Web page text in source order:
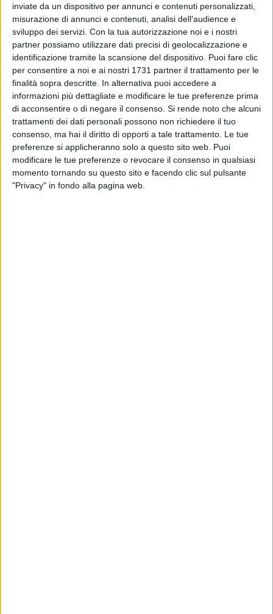
inviate da un dispositivo per annunci e contenuti personalizzati,
misurazione di annunci e contenuti, analisi dell'audience e
sviluppo dei servizi. Con la tua autorizzazione noi e i nostri
partner possiamo utilizzare dati precisi di geolocalizzazione e
identificazione tramite la scansione del dispositivo. Puoi fare clic
per consentire a noi e ai nostri 1731 partner il trattamento per le
finalità sopra descritte. In alternativa puoi accedere a
informazioni più dettagliate e modificare le tue preferenze prima
di acconsentire o di negare il consenso. Si rende noto che alcuni
trattamenti dei dati personali possono non richiedere il tuo
consenso, ma hai il diritto di opporti a tale trattamento. Le tue
preferenze si applicheranno solo a questo sito web. Puoi
modificare le tue preferenze o revocare il consenso in qualsiasi
momento tornando su questo sito e facendo clic sul pulsante
"Privacy" in fondo alla pagina web.
BARLETTA - 29 GIUGNO 2013
Kata, due ori pugliesi nei campionati italiani
BARLETTA - 24 GIUGNO 2013
A Barletta sbarca l'"Estate del kung fu"
BARLETTA - 14 GIUGNO 2013
Karate, Puglia d'oro agli Europei in Montenegro
BARLETTA - 11 GIUGNO 2013
Taekwondo, 27 medaglie per la Federico II